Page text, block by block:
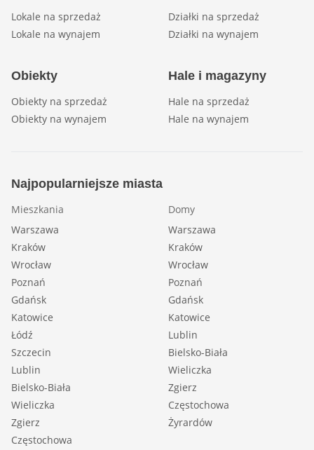
Lokale na sprzedaż
Lokale na wynajem
Działki na sprzedaż
Działki na wynajem
Obiekty
Obiekty na sprzedaż
Obiekty na wynajem
Hale i magazyny
Hale na sprzedaż
Hale na wynajem
Najpopularniejsze miasta
Mieszkania
Warszawa
Kraków
Wrocław
Poznań
Gdańsk
Katowice
Łódź
Szczecin
Lublin
Bielsko-Biała
Wieliczka
Zgierz
Częstochowa
Domy
Warszawa
Kraków
Wrocław
Poznań
Gdańsk
Katowice
Lublin
Bielsko-Biała
Wieliczka
Zgierz
Częstochowa
Żyrardów